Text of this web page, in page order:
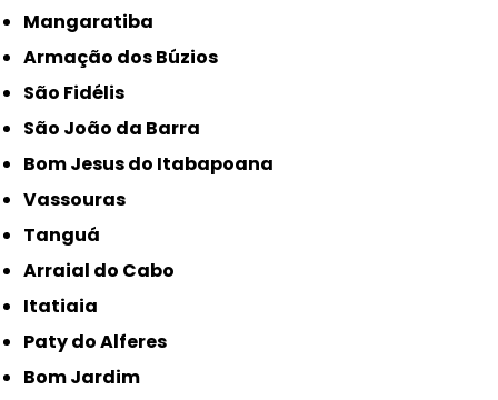
Mangaratiba
Armação dos Búzios
São Fidélis
São João da Barra
Bom Jesus do Itabapoana
Vassouras
Tanguá
Arraial do Cabo
Itatiaia
Paty do Alferes
Bom Jardim